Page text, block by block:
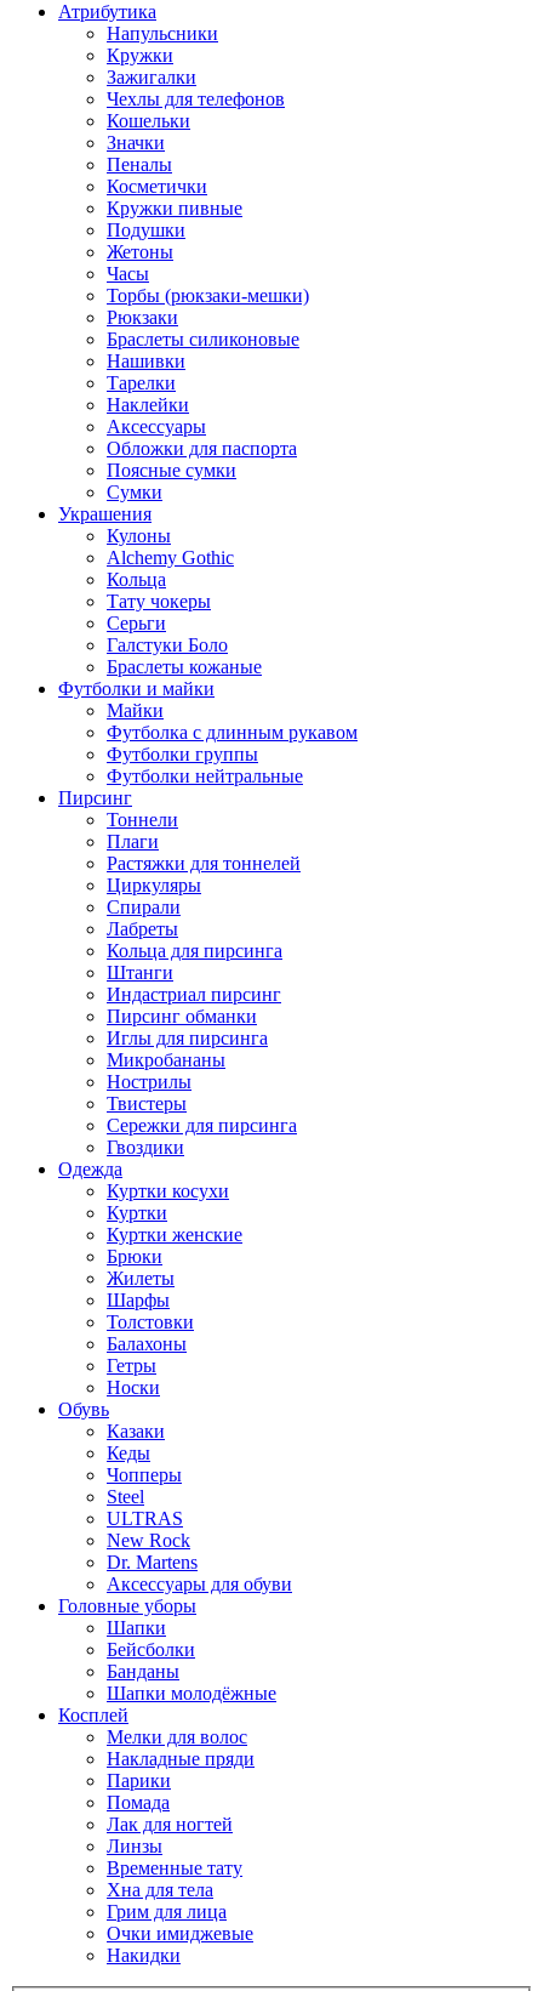
Атрибутика
Напульсники
Кружки
Зажигалки
Чехлы для телефонов
Кошельки
Значки
Пеналы
Косметички
Кружки пивные
Подушки
Жетоны
Часы
Торбы (рюкзаки-мешки)
Рюкзаки
Браслеты силиконовые
Нашивки
Тарелки
Наклейки
Аксессуары
Обложки для паспорта
Поясные сумки
Сумки
Украшения
Кулоны
Alchemy Gothic
Кольца
Тату чокеры
Серьги
Галстуки Боло
Браслеты кожаные
Футболки и майки
Майки
Футболка с длинным рукавом
Футболки группы
Футболки нейтральные
Пирсинг
Тоннели
Плаги
Растяжки для тоннелей
Циркуляры
Спирали
Лабреты
Кольца для пирсинга
Штанги
Индастриал пирсинг
Пирсинг обманки
Иглы для пирсинга
Микробананы
Нострилы
Твистеры
Сережки для пирсинга
Гвоздики
Одежда
Куртки косухи
Куртки
Куртки женские
Брюки
Жилеты
Шарфы
Толстовки
Балахоны
Гетры
Носки
Обувь
Казаки
Кеды
Чопперы
Steel
ULTRAS
New Rock
Dr. Martens
Аксессуары для обуви
Головные уборы
Шапки
Бейсболки
Банданы
Шапки молодёжные
Косплей
Мелки для волос
Накладные пряди
Парики
Помада
Лак для ногтей
Линзы
Временные тату
Хна для тела
Грим для лица
Очки имиджевые
Накидки